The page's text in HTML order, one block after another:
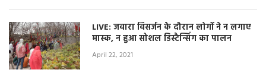
LIVE: जवारा विसर्जन के दौरान लोगों ने न लगाए
मास्क, न हुआ सोशल डिस्टैन्सिंग का पालन
April 22, 2021